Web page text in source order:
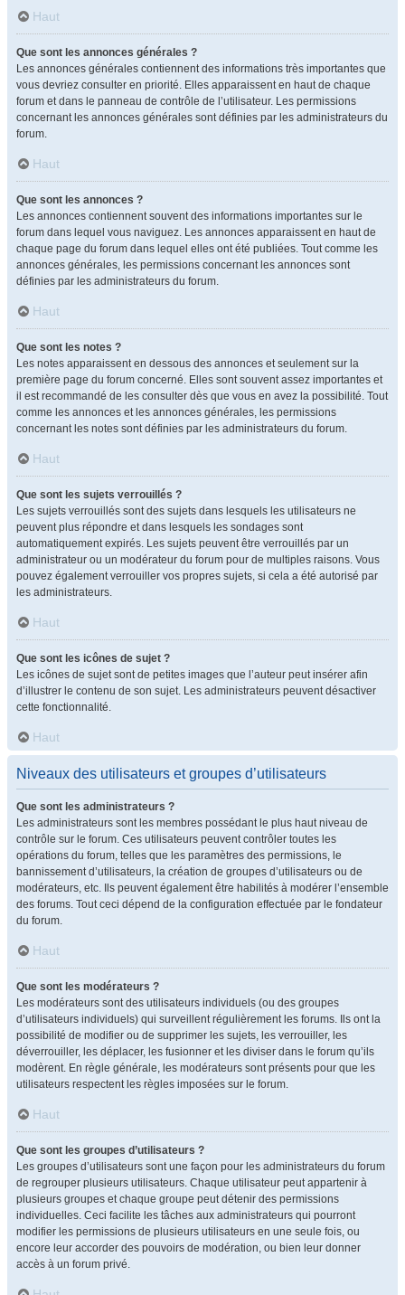
Haut
Que sont les annonces générales ?
Les annonces générales contiennent des informations très importantes que
vous devriez consulter en priorité. Elles apparaissent en haut de chaque
forum et dans le panneau de contrôle de l’utilisateur. Les permissions
concernant les annonces générales sont définies par les administrateurs du
forum.
Haut
Que sont les annonces ?
Les annonces contiennent souvent des informations importantes sur le
forum dans lequel vous naviguez. Les annonces apparaissent en haut de
chaque page du forum dans lequel elles ont été publiées. Tout comme les
annonces générales, les permissions concernant les annonces sont
définies par les administrateurs du forum.
Haut
Que sont les notes ?
Les notes apparaissent en dessous des annonces et seulement sur la
première page du forum concerné. Elles sont souvent assez importantes et
il est recommandé de les consulter dès que vous en avez la possibilité. Tout
comme les annonces et les annonces générales, les permissions
concernant les notes sont définies par les administrateurs du forum.
Haut
Que sont les sujets verrouillés ?
Les sujets verrouillés sont des sujets dans lesquels les utilisateurs ne
peuvent plus répondre et dans lesquels les sondages sont
automatiquement expirés. Les sujets peuvent être verrouillés par un
administrateur ou un modérateur du forum pour de multiples raisons. Vous
pouvez également verrouiller vos propres sujets, si cela a été autorisé par
les administrateurs.
Haut
Que sont les icônes de sujet ?
Les icônes de sujet sont de petites images que l’auteur peut insérer afin
d’illustrer le contenu de son sujet. Les administrateurs peuvent désactiver
cette fonctionnalité.
Haut
Niveaux des utilisateurs et groupes d’utilisateurs
Que sont les administrateurs ?
Les administrateurs sont les membres possédant le plus haut niveau de
contrôle sur le forum. Ces utilisateurs peuvent contrôler toutes les
opérations du forum, telles que les paramètres des permissions, le
bannissement d’utilisateurs, la création de groupes d’utilisateurs ou de
modérateurs, etc. Ils peuvent également être habilités à modérer l’ensemble
des forums. Tout ceci dépend de la configuration effectuée par le fondateur
du forum.
Haut
Que sont les modérateurs ?
Les modérateurs sont des utilisateurs individuels (ou des groupes
d’utilisateurs individuels) qui surveillent régulièrement les forums. Ils ont la
possibilité de modifier ou de supprimer les sujets, les verrouiller, les
déverrouiller, les déplacer, les fusionner et les diviser dans le forum qu’ils
modèrent. En règle générale, les modérateurs sont présents pour que les
utilisateurs respectent les règles imposées sur le forum.
Haut
Que sont les groupes d’utilisateurs ?
Les groupes d’utilisateurs sont une façon pour les administrateurs du forum
de regrouper plusieurs utilisateurs. Chaque utilisateur peut appartenir à
plusieurs groupes et chaque groupe peut détenir des permissions
individuelles. Ceci facilite les tâches aux administrateurs qui pourront
modifier les permissions de plusieurs utilisateurs en une seule fois, ou
encore leur accorder des pouvoirs de modération, ou bien leur donner
accès à un forum privé.